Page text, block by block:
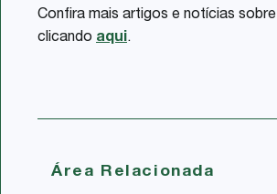
Confira mais artigos e notícias sobre
clicando aqui.
Área Relacionada